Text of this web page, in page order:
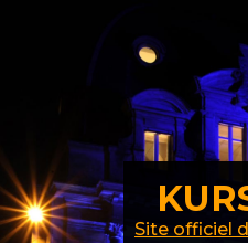
Site officiel